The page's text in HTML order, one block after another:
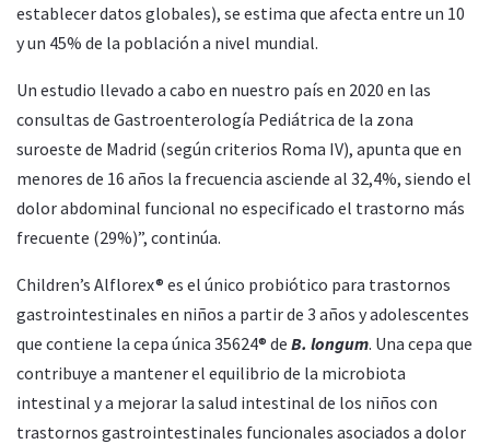
establecer datos globales), se estima que afecta entre un 10
y un 45% de la población a nivel mundial.
Un estudio llevado a cabo en nuestro país en 2020 en las
consultas de Gastroenterología Pediátrica de la zona
suroeste de Madrid (según criterios Roma IV), apunta que en
menores de 16 años la frecuencia asciende al 32,4%, siendo el
dolor abdominal funcional no especificado el trastorno más
frecuente (29%)”, continúa.
Children’s Alflorex® es el único probiótico para trastornos
gastrointestinales en niños a partir de 3 años y adolescentes
que contiene la cepa única 35624® de B. longum. Una cepa que
contribuye a mantener el equilibrio de la microbiota
intestinal y a mejorar la salud intestinal de los niños con
trastornos gastrointestinales funcionales asociados a dolor